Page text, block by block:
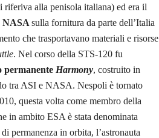
riferiva alla penisola italiana) ed era il
NASA sulla fornitura da parte dell’Italia
che trasportavano materiali e risorse
. Nel corso della STS-120 fu
permanente Harmony, costruito in
tra ASI e NASA. Nespoli è tornato
questa volta come membro della
in ambito ESA è stata denominata
permanenza in orbita, l’astronauta